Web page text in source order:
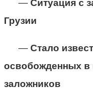
— Ситуация с
Грузии
— Стало
освобожденных в
заложников